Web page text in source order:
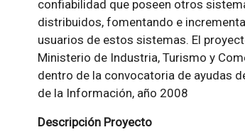
confiabilidad que poseen otros
distribuidos, fomentando e
usuarios de estos sistemas. El
Ministerio de Industria, Turismo y
dentro de la convocatoria de ayudas
de la Información, año 2008
Descripción Proyecto